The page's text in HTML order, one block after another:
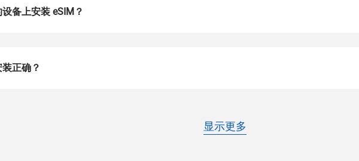
备上安装 eSIM？
正确？
显示更多
provide you with a QR code or activation details that you can scan or
in your device settings. Once activated, you can enjoy the benefits of